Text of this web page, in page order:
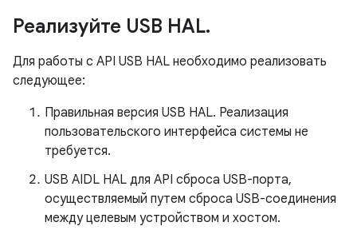
Реализуйте USB HAL.
Для работы с API USB HAL необходимо реализовать
следующее:
Правильная версия USB HAL. Реализация
пользовательского интерфейса системы не
требуется.
USB AIDL HAL для API сброса USB-порта,
осуществляемый путем сброса USB-соединения
между целевым устройством и хостом.